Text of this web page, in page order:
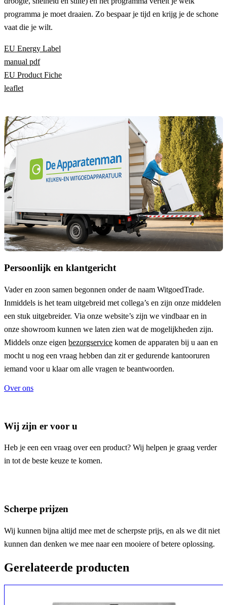
programma je moet draaien. Zo bespaar je tijd en krijg je de schone
vaat die je wilt.
EU Energy Label
manual pdf
EU Product Fiche
leaflet
Persoonlijk en klantgericht
Vader en zoon samen begonnen onder de naam WitgoedTrade.
Inmiddels is het team uitgebreid met collega’s en zijn onze middelen
een stuk uitgebreider. Via onze website’s zijn we vindbaar en in
onze showroom kunnen we laten zien wat de mogelijkheden zijn.
Middels onze eigen bezorgservice komen de apparaten bij u aan en
mocht u nog een vraag hebben dan zit er gedurende kantooruren
iemand voor u klaar om alle vragen te beantwoorden.
Over ons
Wij zijn er voor u
Heb je een een vraag over een product? Wij helpen je graag verder
in tot de beste keuze te komen.
Scherpe prijzen
Wij kunnen bijna altijd mee met de scherpste prijs, en als we dit niet
kunnen dan denken we mee naar een mooiere of betere oplossing.
Gerelateerde producten